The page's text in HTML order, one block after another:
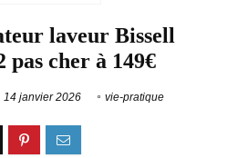
laveur Bissell
pas cher à 149€
14 janvier 2026 vie-pratique